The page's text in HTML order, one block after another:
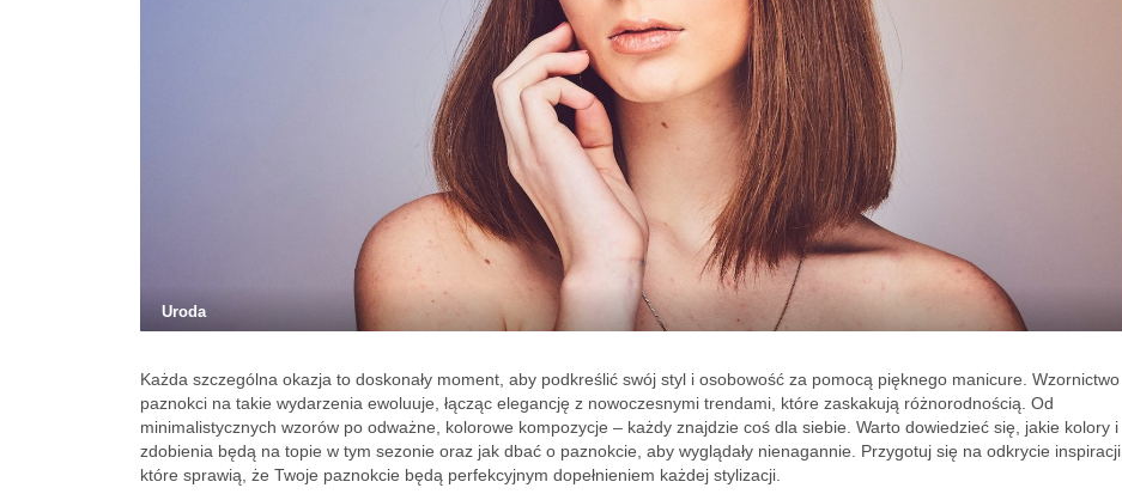
Uroda
Każda szczególna okazja to doskonały moment, aby podkreślić swój styl i osobowość za pomocą pięknego manicure. Wzornictwo
paznokci na takie wydarzenia ewoluuje, łącząc elegancję z nowoczesnymi trendami, które zaskakują różnorodnością. Od
minimalistycznych wzorów po odważne, kolorowe kompozycje – każdy znajdzie coś dla siebie. Warto dowiedzieć się, jakie kolory i
zdobienia będą na topie w tym sezonie oraz jak dbać o paznokcie, aby wyglądały nienagannie. Przygotuj się na odkrycie inspiracji,
które sprawią, że Twoje paznokcie będą perfekcyjnym dopełnieniem każdej stylizacji.